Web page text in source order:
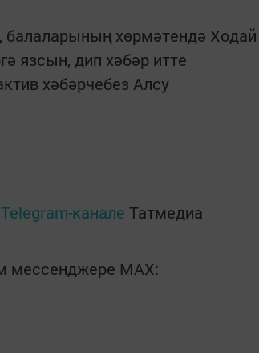
балаларының хөрмәтендә Ходай
язсын, дип хәбәр итте
хәбәрчебез Алсу
Telegram-канале Татмедиа
мессенджере MАХ: